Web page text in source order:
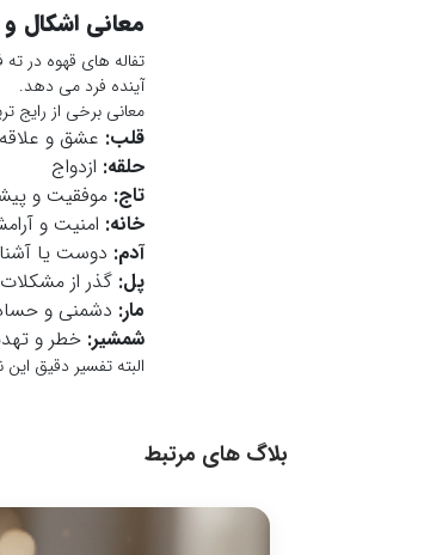
معانی اشکال
تفاله های قهوه در
آینده فرد می دهد.
معانی برخی از رایج
قلب: عشق و علاقه
حلقه: ازدواج
تاج: موفقیت و
خانه: امنیت و
آدم: دوست یا آشنا
پل: گذر از مشکلات
مار: دشمنی و
شمشیر: خطر و
البته تفسیر دقیق
بلاگ های مرتبط